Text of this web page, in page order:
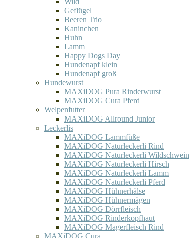
Geflügel
Beeren Trio
Kaninchen
Huhn
Lamm
Happy Dogs Day
Hundenapf klein
Hundenapf groß
Hundewurst
MAXiDOG Pura Rinderwurst
MAXiDOG Cura Pferd
Welpenfutter
MAXiDOG Allround Junior
Leckerlis
MAXiDOG Lammfüße
MAXiDOG Naturleckerli Rind
MAXiDOG Naturleckerli Wildschwein
MAXiDOG Naturleckerli Hirsch
MAXiDOG Naturleckerli Lamm
MAXiDOG Naturleckerli Pferd
MAXiDOG Hühnerhälse
MAXiDOG Hühnermägen
MAXiDOG Dörrfleisch
MAXiDOG Rinderkopfhaut
MAXiDOG Magerfleisch Rind
MAXiDOG Cura